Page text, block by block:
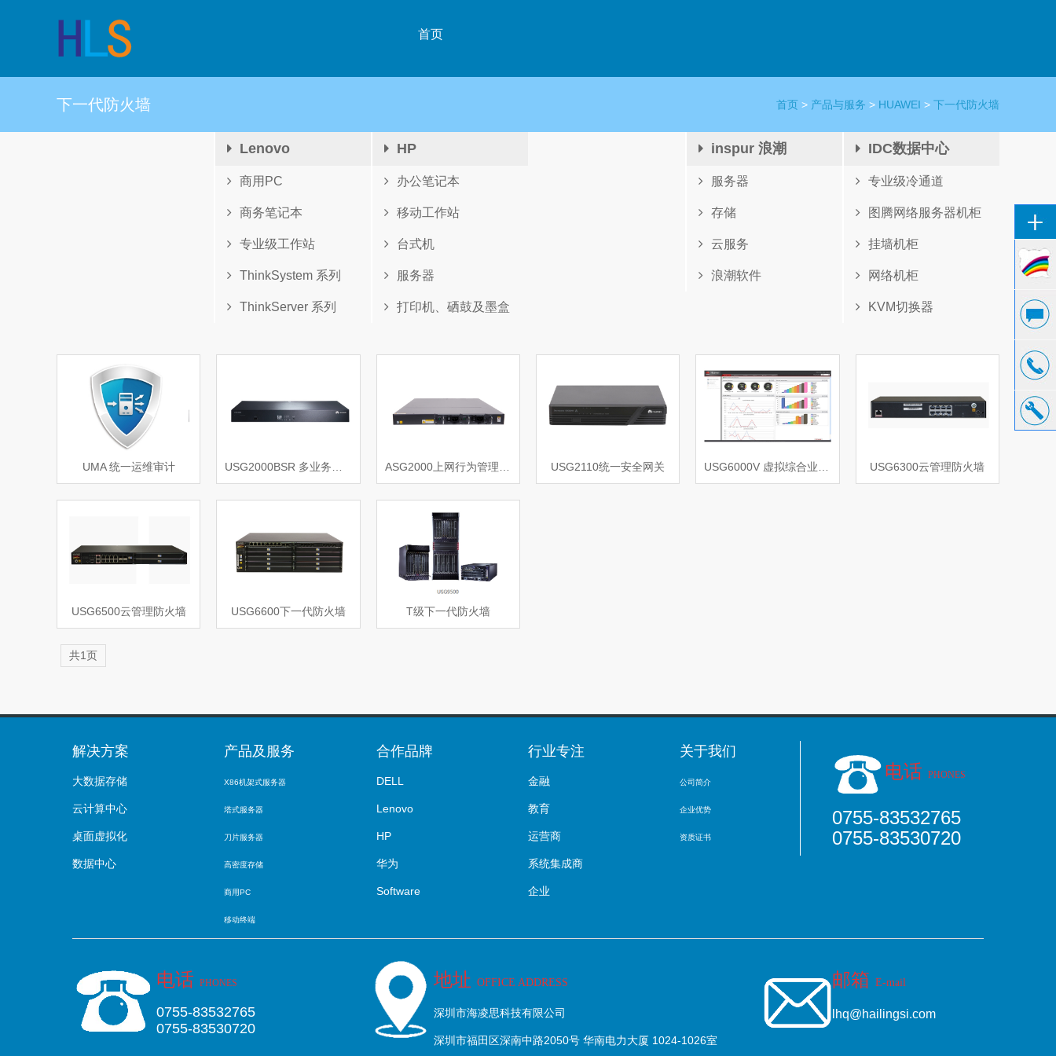
首页
下一代防火墙 首页 > 产品与服务 > HUAWEI > 下一代防火墙
Lenovo
商用PC
商务笔记本
专业级工作站
ThinkSystem 系列
ThinkServer 系列
HP
办公笔记本
移动工作站
台式机
服务器
打印机、硒鼓及墨盒
inspur 浪潮
服务器
存储
云服务
浪潮软件
IDC数据中心
专业级冷通道
图腾网络服务器机柜
挂墙机柜
网络机柜
KVM切换器
UMA 统一运维审计 USG2110统一安全网关 USG6300云管理防火墙
USG6500云管理防火墙 USG6600下一代防火墙 T级下一代防火墙
共1页
解决方案
大数据存储
云计算中心
桌面虚拟化
数据中心
产品及服务
X86机架式服务器
塔式服务器
刀片服务器
高密度存储
商用PC
移动终端
合作品牌
DELL
Lenovo
HP
华为
Software
行业专注
金融
教育
运营商
系统集成商
企业
关于我们
公司简介
企业优势
资质证书
电话 PHONES
0755-83532765
0755-83530720
电话 PHONES
0755-83532765
0755-83530720
地址 OFFICE ADDRESS
深圳市海凌思科技有限公司
深圳市福田区深南中路2050号 华南电力大厦 1024-1026室
邮箱 E-mail
lhq@hailingsi.com